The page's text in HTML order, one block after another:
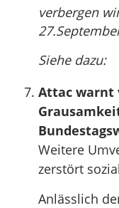
verbergen
Siehe dazu:
Attac warnt
Weitere
zerstört
Anlässlich